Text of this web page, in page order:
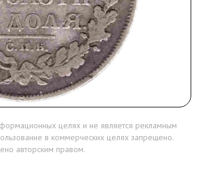
целях и не является рекламным
в коммерческих целях запрещено.
авторским правом.